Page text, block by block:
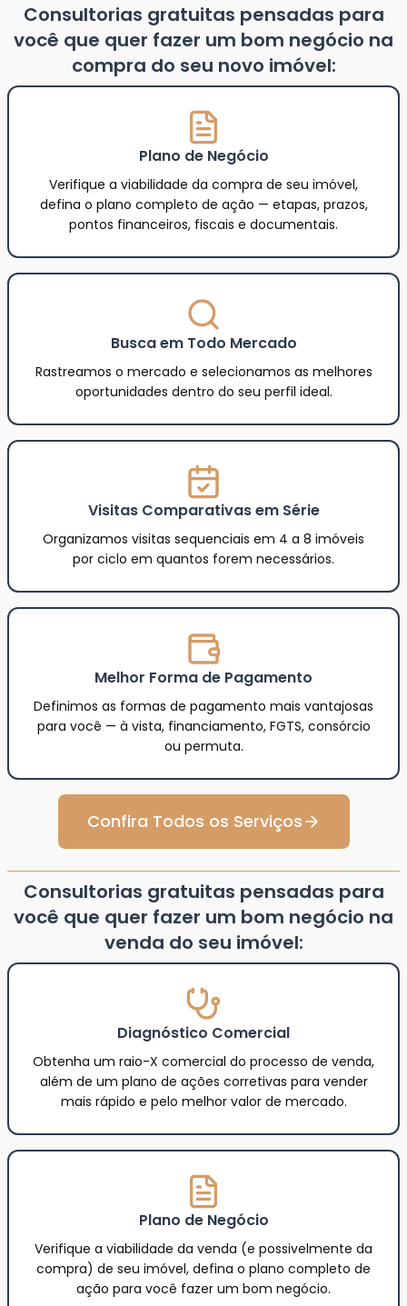
Consultorias gratuitas pensadas para
você que quer fazer um bom negócio na
compra do seu novo imóvel:
Plano de Negócio
Verifique a viabilidade da compra de seu imóvel,
defina o plano completo de ação — etapas, prazos,
pontos financeiros, fiscais e documentais.
Busca em Todo Mercado
Rastreamos o mercado e selecionamos as melhores
oportunidades dentro do seu perfil ideal.
Visitas Comparativas em Série
Organizamos visitas sequenciais em 4 a 8 imóveis
por ciclo em quantos forem necessários.
Melhor Forma de Pagamento
Definimos as formas de pagamento mais vantajosas
para você — à vista, financiamento, FGTS, consórcio
ou permuta.
Confira Todos os Serviços
Consultorias gratuitas pensadas para
você que quer fazer um bom negócio na
venda do seu imóvel:
Diagnóstico Comercial
Obtenha um raio-X comercial do processo de venda,
além de um plano de ações corretivas para vender
mais rápido e pelo melhor valor de mercado.
Plano de Negócio
Verifique a viabilidade da venda (e possivelmente da
compra) de seu imóvel, defina o plano completo de
ação para você fazer um bom negócio.